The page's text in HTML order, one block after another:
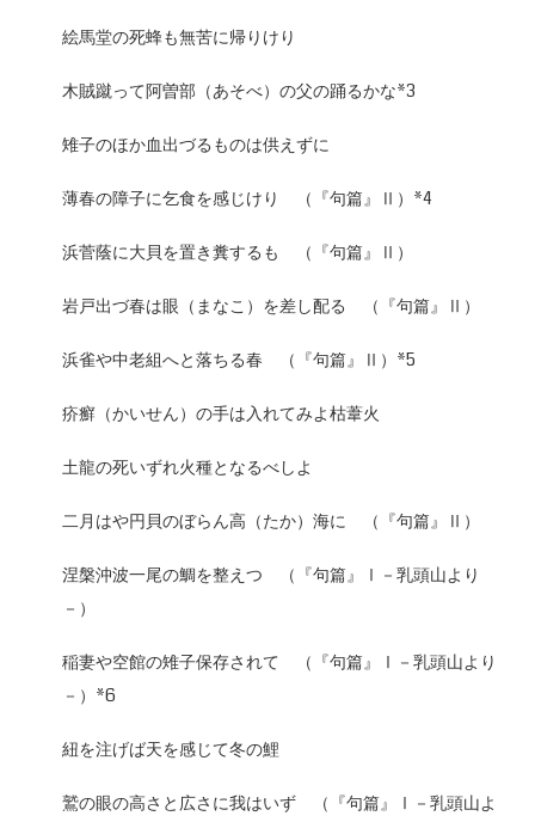
絵馬堂の死蜂も無苦に帰りけり
木賊蹴って阿曽部（あそべ）の父の踊るかな*3
雉子のほか血出づるものは供えずに
薄春の障子に乞食を感じけり （『句篇』Ⅱ）*4
浜菅蔭に大貝を置き糞するも （『句篇』Ⅱ）
岩戸出づ春は眼（まなこ）を差し配る （『句篇』Ⅱ）
浜雀や中老組へと落ちる春 （『句篇』Ⅱ）*5
疥癬（かいせん）の手は入れてみよ枯葦火
土龍の死いずれ火種となるべしよ
二月はや円貝のぼらん高（たか）海に （『句篇』Ⅱ）
涅槃沖波一尾の鯛を整えつ （『句篇』Ⅰ－乳頭山より
－）
稲妻や空館の雉子保存されて （『句篇』Ⅰ－乳頭山より
－）*6
紐を注げば天を感じて冬の鯉
鷲の眼の高さと広さに我はいず （『句篇』Ⅰ－乳頭山よ